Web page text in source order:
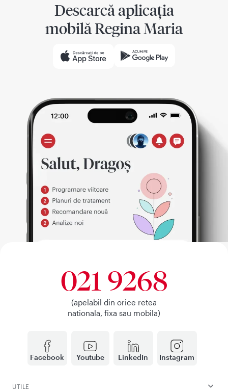
Descarcă aplicația
mobilă Regina Maria
Facebook Youtube LinkedIn Instagram
021 9268
(apelabil din orice retea
nationala, fixa sau mobila)
UTILE